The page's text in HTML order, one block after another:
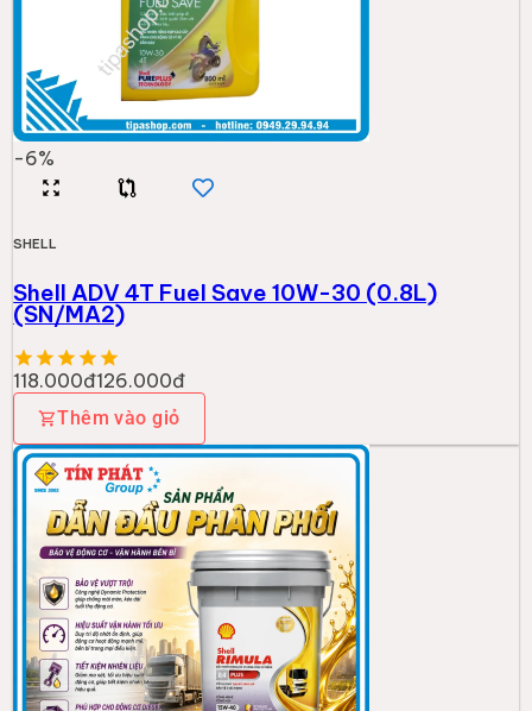
SHELL
Nhớt Shell RIM R4 Plus 15W40 CI4 18L
2.378.000đ
Thêm vào giỏ